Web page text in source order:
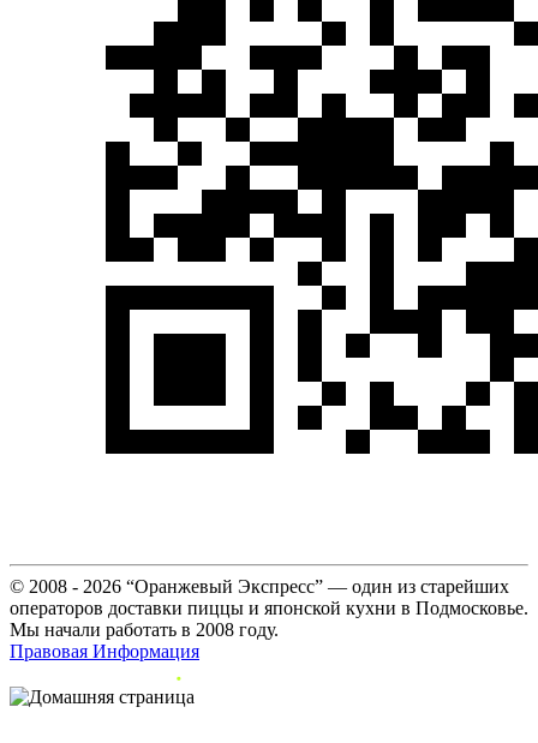
© 2008 - 2026 “Оранжевый Экспресс” — один из старейших
операторов доставки пиццы и японской кухни в Подмосковье.
Мы начали работать в 2008 году.
Правовая Информация